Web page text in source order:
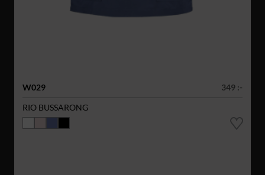
W029
349 :-
RIO BUSSARONG